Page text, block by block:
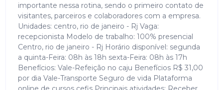
importante nessa rotina, sendo o primeiro contato de
visitantes, parceiros e colaboradores com a empresa.
Unidades: centro, rio de janeiro - Rj Vaga:
recepcionista Modelo de trabalho: 100% presencial
Centro, rio de janeiro - Rj Horário disponível: segunda
a quinta-Feira: 08h às 18h sexta-Feira: 08h às 17h
Benefícios: Vale-Refeição no caju Benefícios R$ 31,00
por dia Vale-Transporte Seguro de vida Plataforma